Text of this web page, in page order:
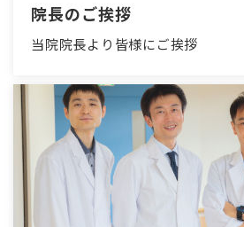
院長のご挨拶
当院院長より皆様にご挨拶